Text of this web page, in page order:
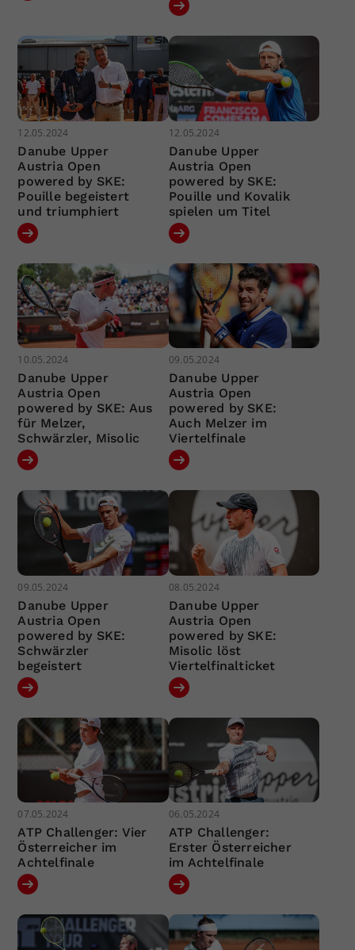
12.05.2024
Danube Upper
Austria Open
powered by SKE:
Pouille begeistert
und triumphiert
12.05.2024
Danube Upper
Austria Open
powered by SKE:
Pouille und Kovalik
spielen um Titel
10.05.2024
Danube Upper
Austria Open
powered by SKE: Aus
für Melzer,
Schwärzler, Misolic
09.05.2024
Danube Upper
Austria Open
powered by SKE:
Auch Melzer im
Viertelfinale
09.05.2024
Danube Upper
Austria Open
powered by SKE:
Schwärzler
begeistert
08.05.2024
Danube Upper
Austria Open
powered by SKE:
Misolic löst
Viertelfinalticket
07.05.2024
ATP Challenger: Vier
Österreicher im
Achtelfinale
06.05.2024
ATP Challenger:
Erster Österreicher
im Achtelfinale